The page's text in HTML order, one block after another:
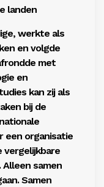
landen
werkte als
en volgde
met
en
kan zij als
bij de
een organisatie
vergelijkbare
samen
Samen